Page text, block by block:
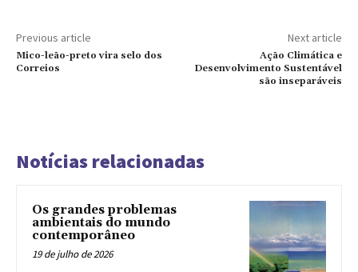
Previous article
Mico-leão-preto vira selo dos
Correios
Next article
Ação Climática e
Desenvolvimento Sustentável
são inseparáveis
Notícias relacionadas
Os grandes problemas
ambientais do mundo
contemporâneo
19 de julho de 2026